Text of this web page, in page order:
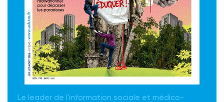
Le leader de l'information sociale et médico-